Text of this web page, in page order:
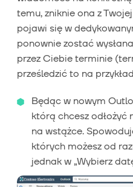
temu, zniknie ona z
pojawi się w
ponownie zostać
przez Ciebie terminie
prześledzić to na
Będąc w nowym
którą chcesz odłożyć
na wstążce.
których możesz od
jednak w „Wybierz